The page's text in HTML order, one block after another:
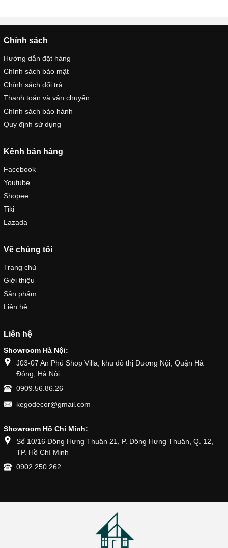
Chính sách
Hướng dẫn đặt hàng
Chính sách bảo mật
Chính sách đổi trả
Thanh toán và vận chuyển
Chính sách bảo hành
Quy định sử dụng
Kênh bán hàng
Facebook
Youtube
Shopee
Tiki
Lazada
Về chúng tôi
Trang chủ
Giới thiệu
Sản phẩm
Liên hệ
Liên hệ
Showroom Hà Nội:
J03-07 An Phú Shop Villa, khu đô thị Dương Nội, Quận Hà
Đông, Hà Nội
0909.56.86.26
kegodecor@gmail.com
Showroom Hồ Chí Minh:
Số 10/16 Đông Hưng Thuận 21, P. Đông Hưng Thuận, Q. 12,
TP. Hồ Chí Minh
0902.250.262